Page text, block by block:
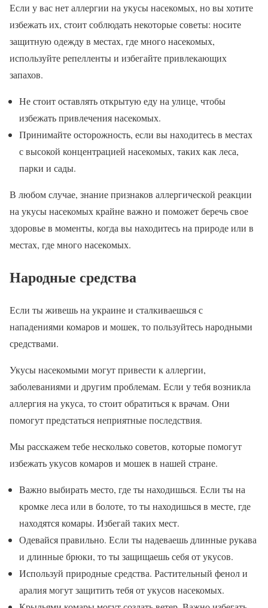
Если у вас нет аллергии на укусы насекомых, но вы хотите
избежать их, стоит соблюдать некоторые советы: носите
защитную одежду в местах, где много насекомых,
используйте репелленты и избегайте привлекающих
запахов.
Не стоит оставлять открытую еду на улице, чтобы
избежать привлечения насекомых.
Принимайте осторожность, если вы находитесь в местах
с высокой концентрацией насекомых, таких как леса,
парки и сады.
В любом случае, знание признаков аллергической реакции
на укусы насекомых крайне важно и поможет беречь свое
здоровье в моменты, когда вы находитесь на природе или в
местах, где много насекомых.
Народные средства
Если ты живешь на украине и сталкиваешься с
нападениями комаров и мошек, то пользуйтесь народными
средствами.
Укусы насекомыми могут привести к аллергии,
заболеваниями и другим проблемам. Если у тебя возникла
аллергия на укуса, то стоит обратиться к врачам. Они
помогут предстаться неприятные последствия.
Мы расскажем тебе несколько советов, которые помогут
избежать укусов комаров и мошек в нашей стране.
Важно выбирать место, где ты находишься. Если ты на
кромке леса или в болоте, то ты находишься в месте, где
находятся комары. Избегай таких мест.
Одевайся правильно. Если ты надеваешь длинные рукава
и длинные брюки, то ты защищаешь себя от укусов.
Используй природные средства. Растительный фенол и
аралия могут защитить тебя от укусов насекомых.